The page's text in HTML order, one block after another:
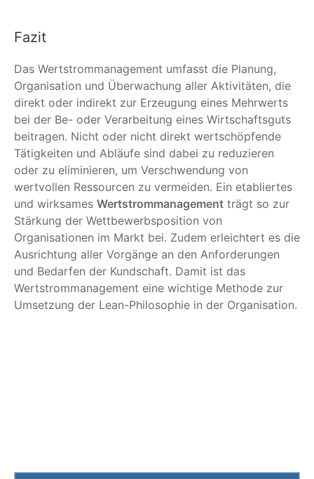
Fazit
Das Wertstrommanagement umfasst die Planung,
Organisation und Überwachung aller Aktivitäten, die
direkt oder indirekt zur Erzeugung eines Mehrwerts
bei der Be- oder Verarbeitung eines Wirtschaftsguts
beitragen. Nicht oder nicht direkt wertschöpfende
Tätigkeiten und Abläufe sind dabei zu reduzieren
oder zu eliminieren, um Verschwendung von
wertvollen Ressourcen zu vermeiden. Ein etabliertes
und wirksames Wertstrommanagement trägt so zur
Stärkung der Wettbewerbsposition von
Organisationen im Markt bei. Zudem erleichtert es die
Ausrichtung aller Vorgänge an den Anforderungen
und Bedarfen der Kundschaft. Damit ist das
Wertstrommanagement eine wichtige Methode zur
Umsetzung der Lean-Philosophie in der Organisation.